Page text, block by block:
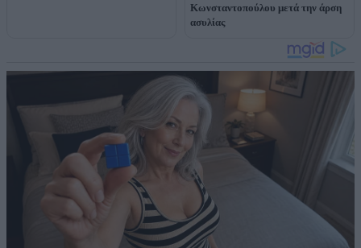
Κωνσταντοπούλου μετά την άρση
ασυλίας